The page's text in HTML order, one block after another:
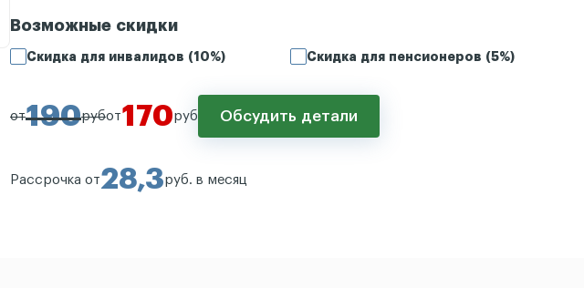
Возможные скидки
Скидка для инвалидов (10%) Скидка для пенсионеров (5%)
от190рубот170руб Обсудить детали
Рассрочка от28,3руб. в месяц